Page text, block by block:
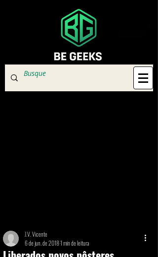
J.V. Vicente
6 de jun. de 20181 min de leitura